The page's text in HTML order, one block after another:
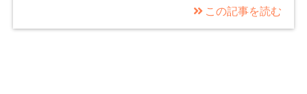
この記事を読む